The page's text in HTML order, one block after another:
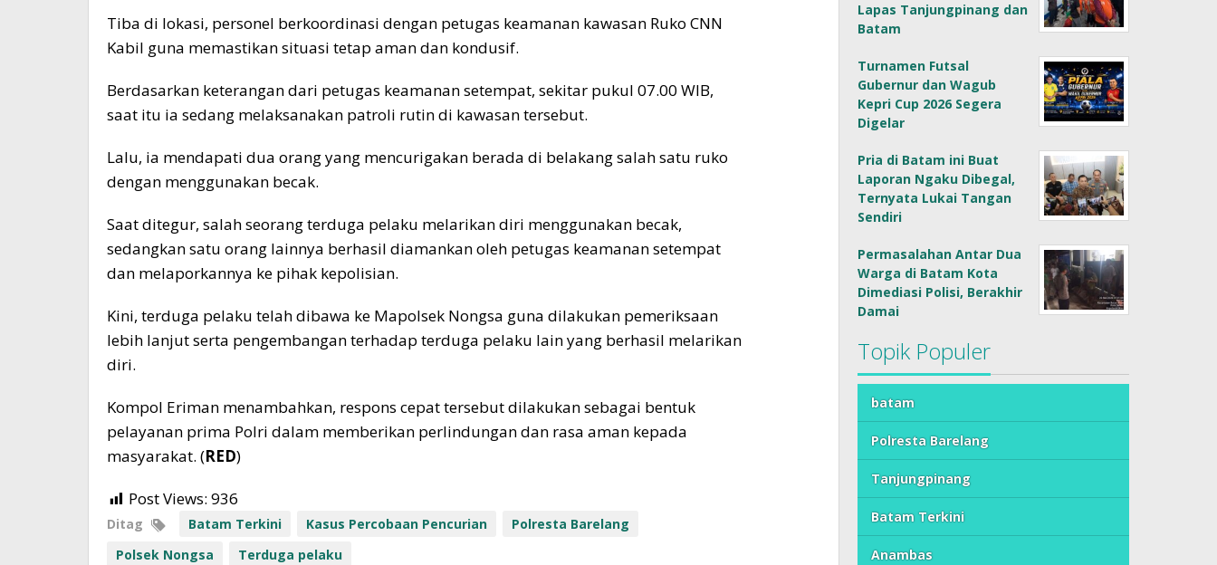
Tiba di lokasi, personel berkoordinasi dengan petugas keamanan kawasan Ruko CNN
Kabil guna memastikan situasi tetap aman dan kondusif.
Berdasarkan keterangan dari petugas keamanan setempat, sekitar pukul 07.00 WIB,
saat itu ia sedang melaksanakan patroli rutin di kawasan tersebut.
Lalu, ia mendapati dua orang yang mencurigakan berada di belakang salah satu ruko
dengan menggunakan becak.
Saat ditegur, salah seorang terduga pelaku melarikan diri menggunakan becak,
sedangkan satu orang lainnya berhasil diamankan oleh petugas keamanan setempat
dan melaporkannya ke pihak kepolisian.
Kini, terduga pelaku telah dibawa ke Mapolsek Nongsa guna dilakukan pemeriksaan
lebih lanjut serta pengembangan terhadap terduga pelaku lain yang berhasil melarikan
diri.
Kompol Eriman menambahkan, respons cepat tersebut dilakukan sebagai bentuk
pelayanan prima Polri dalam memberikan perlindungan dan rasa aman kepada
masyarakat. (RED)
Post Views: 936
Ditag Batam Terkini Kasus Percobaan Pencurian
Polresta Barelang
Polsek Nongsa
Terduga pelaku
Lapas Tanjungpinang dan
Batam
Turnamen Futsal
Gubernur dan Wagub
Kepri Cup 2026 Segera
Digelar
Pria di Batam ini Buat
Laporan Ngaku Dibegal,
Ternyata Lukai Tangan
Sendiri
Permasalahan Antar Dua
Warga di Batam Kota
Dimediasi Polisi, Berakhir
Damai
Topik Populer
batam
Polresta Barelang
Tanjungpinang
Batam Terkini
Anambas